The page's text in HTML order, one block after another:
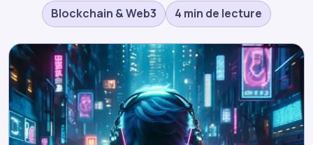
Blockchain & Web3
4 min de lecture